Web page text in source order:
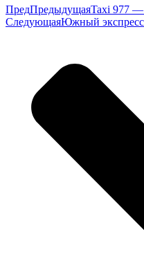
ПредПредыдущаяTaxi 977 —
СледующаяЮжный экспресс